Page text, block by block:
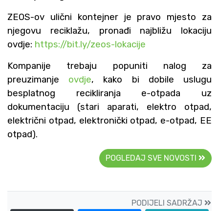
ZEOS-ov ulični kontejner je pravo mjesto za
njegovu reciklažu, pronađi najbližu lokaciju
ovdje: https://bit.ly/zeos-lokacije
Kompanije trebaju popuniti nalog za
preuzimanje ovdje, kako bi dobile uslugu
besplatnog recikliranja e-otpada uz
dokumentaciju (stari aparati, elektro otpad,
električni otpad, elektronički otpad, e-otpad, EE
otpad).
POGLEDAJ SVE NOVOSTI
PODIJELI SADRŽAJ